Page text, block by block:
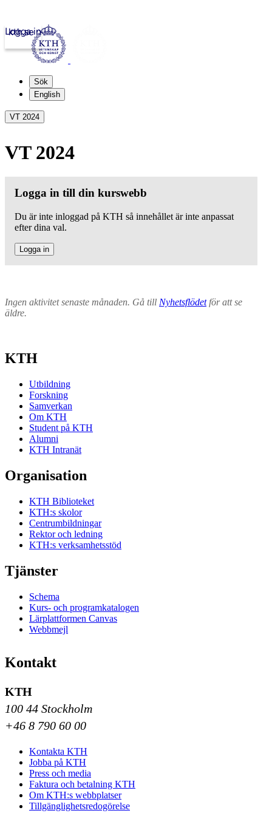
kth.se
Logga in
Sök
English
VT 2024
VT 2024
Logga in till din kurswebb
Du är inte inloggad på KTH så innehållet är inte anpassat
efter dina val.
Logga in
Ingen aktivitet senaste månaden. Gå till Nyhetsflödetför att se
äldre.
KTH
Utbildning
Forskning
Samverkan
Om KTH
Student på KTH
Alumni
KTH Intranät
Organisation
KTH Biblioteket
KTH:s skolor
Centrumbildningar
Rektor och ledning
KTH:s verksamhetsstöd
Tjänster
Schema
Kurs- och programkatalogen
Lärplattformen Canvas
Webbmejl
Kontakt
KTH
100 44 Stockholm
+46 8 790 60 00
Kontakta KTH
Jobba på KTH
Press och media
Faktura och betalning KTH
Om KTH:s webbplatser
Tillgänglighetsredogörelse